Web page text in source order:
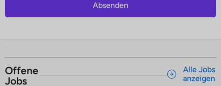
Absenden
Offene
Jobs
Alle Jobs
anzeigen